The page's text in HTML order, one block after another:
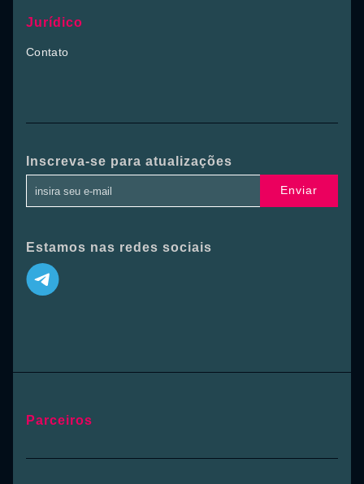
Jurídico
Contato
Inscreva-se para atualizações
Enviar
Estamos nas redes sociais
Parceiros